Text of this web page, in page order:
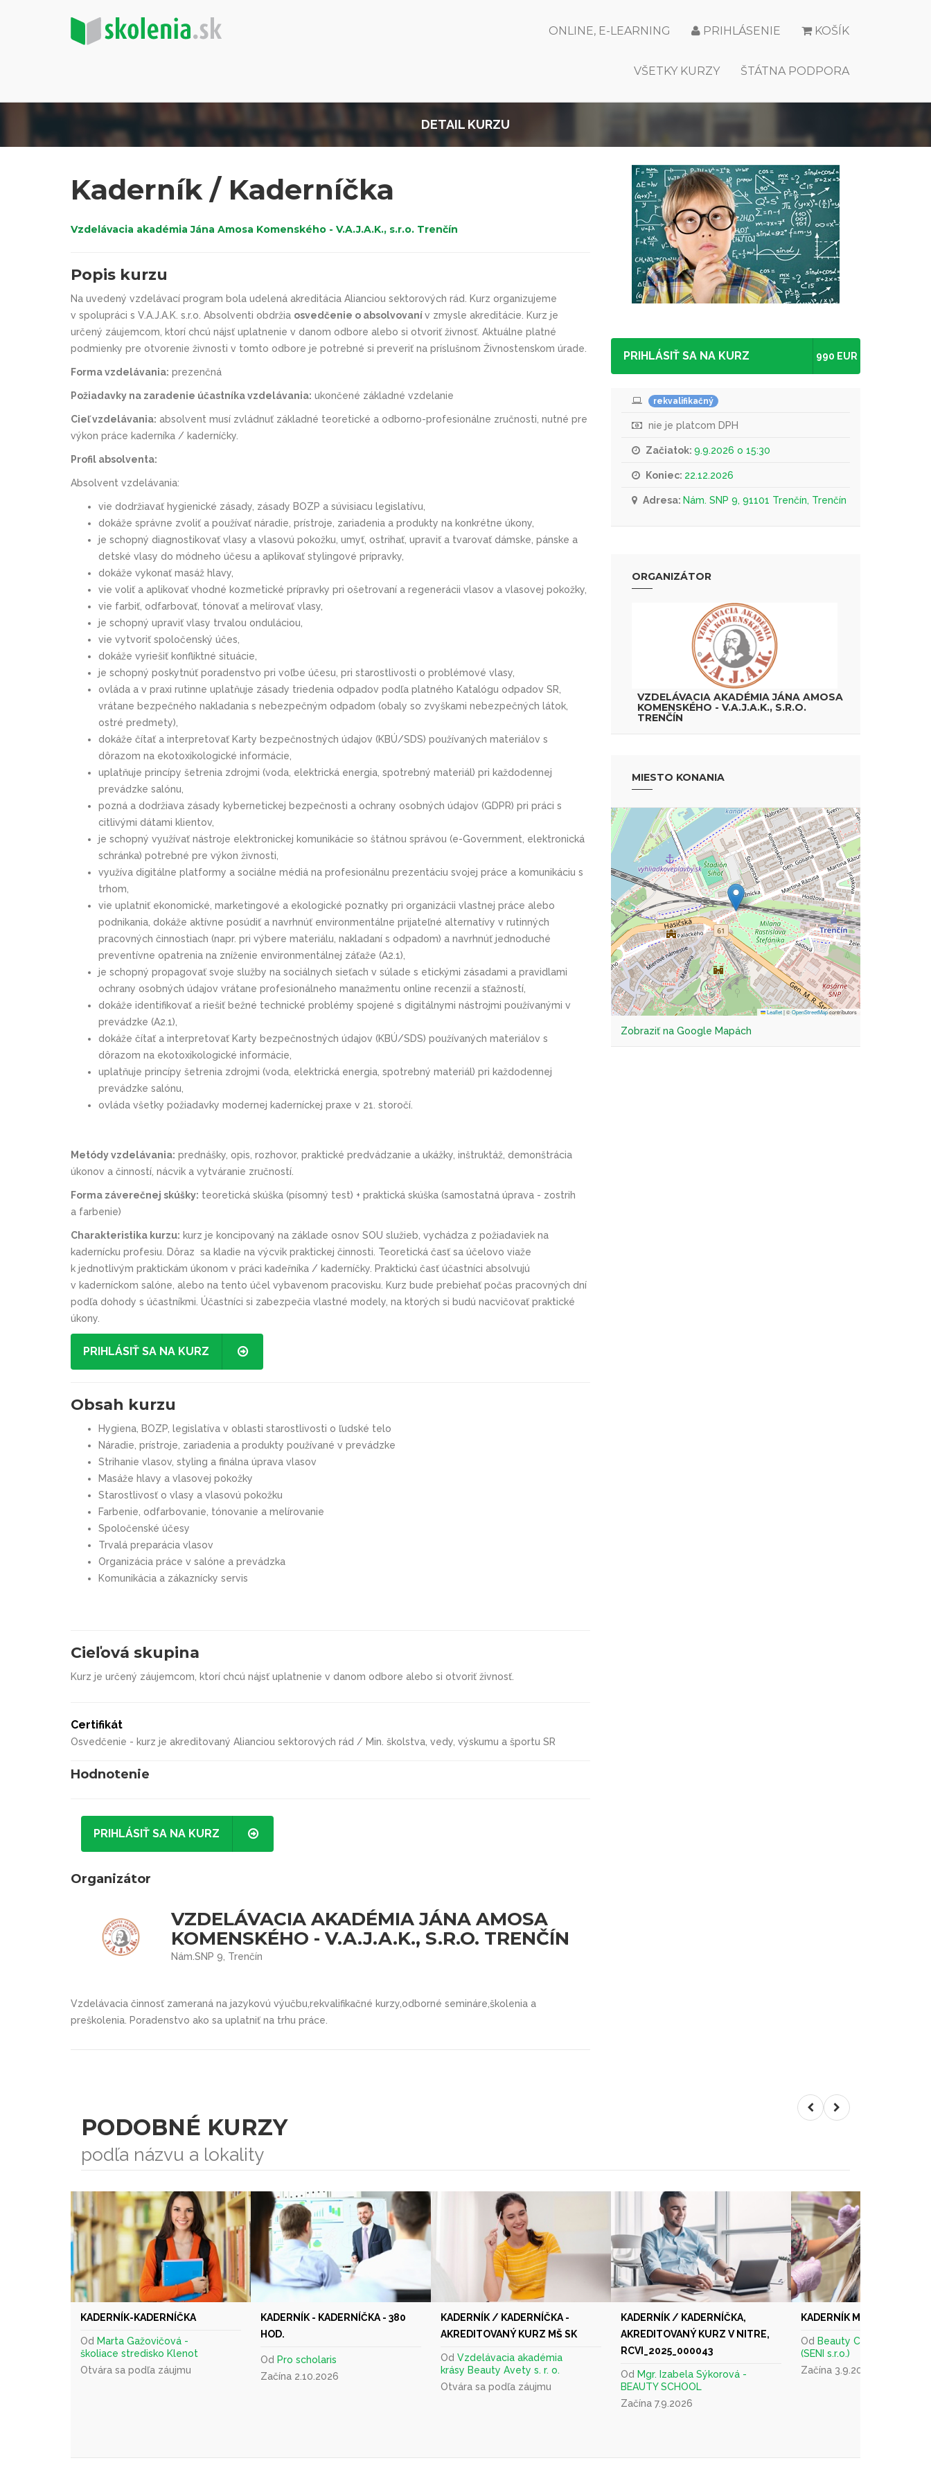
KOŠÍK
PRIHLÁSENIE
ONLINE, E-LEARNING
ŠTÁTNA PODPORA
VŠETKY KURZY
DETAIL KURZU
Kaderník / Kaderníčka
Vzdelávacia akadémia Jána Amosa Komenského - V.A.J.A.K., s.r.o. Trenčín
Popis kurzu
Na uvedený vzdelávací program bola udelená akreditácia Alianciou sektorových rád.
Kurz organizujeme
v spolupráci s V.A.J.A.K. s.r.o. Absolventi obdržia osvedčenie o absolvovanív zmysle akreditácie . Kurz je
určený záujemcom, ktorí chcú nájsť uplatnenie v danom odbore alebo si otvoriť živnosť. Aktuálne platné
podmienky pre otvorenie živnosti v tomto odbore je potrebné si preveriť na príslušnom Živnostenskom úrade.
Forma vzdelávania: prezenčná
Požiadavky na zaradenie účastníka vzdelávania: ukončené základné vzdelanie
Cieľ vzdelávania: absolvent musí zvládnuť základné teoretické a odborno-profesionálne zručnosti, nutné pre
výkon práce kaderníka / kaderníčky
Profil absolventa:
Absolvent vzdelávania:
vie dodržiavať hygienické zásady, zásady BOZP a súvisiacu legislatívu,
dokáže správne zvoliť a používať náradie, prístroje, zariadenia a produkty na konkrétne úkony,
je schopný diagnostikovať vlasy a vlasovú pokožku, umyť, ostrihať, upraviť a tvarovať dámske, pánske a
detské vlasy do módneho účesu a aplikovať stylingové prípravky,
dokáže vykonať masáž hlavy,
vie voliť a aplikovať vhodné kozmetické prípravky pri ošetrovaní a regenerácii vlasov a vlasovej pokožky,
vie farbiť, odfarbovať, tónovať a melírovať vlasy,
je schopný upraviť vlasy trvalou onduláciou,
vie vytvoriť spoločenský účes,
dokáže vyriešiť konfliktné situácie,
je schopný poskytnúť poradenstvo pri voľbe účesu, pri starostlivosti o problémové vlasy,
ovláda a v praxi rutinne uplatňuje zásady triedenia odpadov podľa platného Katalógu odpadov SR,
vrátane bezpečného nakladania s nebezpečným odpadom (obaly so zvyškami nebezpečných látok,
ostré predmety),
dokáže čítať a interpretovať Karty bezpečnostných údajov (KBÚ/SDS) používaných materiálov s
dôrazom na ekotoxikologické informácie,
uplatňuje princípy šetrenia zdrojmi (voda, elektrická energia, spotrebný materiál) pri každodennej
prevádzke salónu,
pozná a dodržiava zásady kybernetickej bezpečnosti a ochrany osobných údajov (GDPR) pri práci s
citlivými dátami klientov,
je schopný využívať nástroje elektronickej komunikácie so štátnou správou (e-Government, elektronická
schránka) potrebné pre výkon živnosti
využíva digitálne platformy a sociálne médiá na profesionálnu prezentáciu svojej práce a komunikáciu s
trhom,
vie uplatniť ekonomické, marketingové a ekologické poznatky pri organizácii vlastnej práce alebo
podnikania, dokáže aktívne posúdiť a navrhnúť environmentálne prijateľné alternatívy v rutinných
pracovných činnostiach (napr. pri výbere materiálu, nakladaní s odpadom) a navrhnúť jednoduché
preventívne opatrenia na zníženie environmentálnej záťaže (A2.1),
je schopný propagovať svoje služby na sociálnych sieťach v súlade s etickými zásadami a pravidlami
ochrany osobných údajov vrátane profesionálneho manažmentu online recenzií a sťažností,
dokáže identifikovať a riešiť bežné technické problémy spojené s digitálnymi nástrojmi používanými v
prevádzke (A2.1),
dokáže čítať a interpretovať Karty bezpečnostných údajov (KBÚ/SDS) používaných materiálov s
dôrazom na ekotoxikologické informácie,
uplatňuje princípy šetrenia zdrojmi (voda, elektrická energia, spotrebný materiál) pri každodennej
prevádzke salónu,
ovláda všetky požiadavky modernej kaderníckej praxe v 21. storočí.
Metódy vzdelávania: prednášky, opis, rozhovor, praktické predvádzanie a ukážky, inštruktáž, demonštrácia
úkonov a činností, nácvik a vytváranie zručností.
Forma záverečnej skúšky: teoretická skúška (písomný test) + praktická skúška (samostatná úprava - zostrih
a farbenie)
Charakteristika kurzu: kurz je koncipovaný na základe osnov SOU služieb, vychádza z požiadaviek na
kadernícku profesiu. Dôraz sa kladie na výcvik praktickej činnosti. Teoretická časť sa účelovo viaže
k jednotlivým praktickám úkonom v práci kadeřníka / kaderníčky. Praktickú časť účastníci absolvujú
v kaderníckom salóne, alebo na tento účel vybavenom pracovisku. Kurz bude prebiehať počas pracovných dní
podľa dohody s účastníkmi. Účastníci si zabezpečia vlastné modely, na ktorých si budú nacvičovať praktické
úkony.
PRIHLÁSIŤ SA NA KURZ
Obsah kurzu
Hygiena, BOZP, legislatíva v oblasti starostlivosti o ľudské telo
Náradie, prístroje, zariadenia a produkty používané v prevádzke
Strihanie vlasov, styling a finálna úprava vlasov
Masáže hlavy a vlasovej pokožky
Starostlivosť o vlasy a vlasovú pokožku
Farbenie, odfarbovanie, tónovanie a melírovanie
Spoločenské účesy
Trvalá preparácia vlasov
Organizácia práce v salóne a prevádzka
Komunikácia a zákaznícky servis
Cieľová skupina
Kurz je určený záujemcom, ktorí chcú nájsť uplatnenie v danom odbore alebo si otvoriť živnosť.
Certifikát
Osvedčenie - kurz je akreditovaný Alianciou sektorových rád / Min. školstva, vedy, výskumu a športu SR
Hodnotenie
PRIHLÁSIŤ SA NA KURZ
Organizátor
VZDELÁVACIA AKADÉMIA JÁNA AMOSA
KOMENSKÉHO - V.A.J.A.K., S.R.O. TRENČÍN
Nám.SNP 9, Trenčín
Vzdelávacia činnosť zameraná na jazykovú výučbu,rekvali­fikačné kurzy,odborné semináre,školenia a
preškolenia. Poradenstvo ako sa uplatniť na trhu práce.
PRIHLÁSIŤ SA NA KURZ 990 EUR
rekvalifikačný
nie je platcom DPH
Začiatok: 9.9.2026 o 15:30
Koniec: 22.12.2026
Adresa: Nám. SNP 9, 91101 Trenčín, Trenčín
ORGANIZÁTOR
VZDELÁVACIA AKADÉMIA JÁNA AMOSA
KOMENSKÉHO - V.A.J.A.K., S.R.O.
TRENČÍN
MIESTO KONANIA
Leaflet|©OpenStreetMapcontributors
Zobraziť na Google Mapách
PODOBNÉ KURZY
podľa názvu a lokality
KADERNÍK-KADERNÍČKA
Od Marta Gažovičová -
školiace stredisko Klenot
Otvára sa podľa záujmu
KADERNÍK - KADERNÍČKA - 380
HOD.
Od Pro scholaris
Začína 2.10.2026
KADERNÍK / KADERNÍČKA -
AKREDITOVANÝ KURZ MŠ SK
Od Vzdelávacia akadémia
krásy Beauty Avety s. r. o.
Otvára sa podľa záujmu
KADERNÍK / KADERNÍČKA,
AKREDITOVANÝ KURZ V NITRE,
RCVI_2025_000043
Od Mgr. Izabela Sýkorová -
BEAUTY SCHOOL
Začína 7.9.2026
KADERNÍK MASTER
Od Beauty College BCL
(SENI s.r.o.)
Začína 3.9.2026